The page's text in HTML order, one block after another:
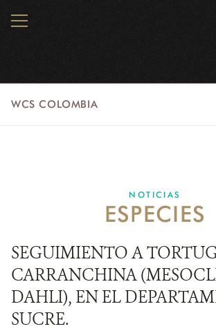
MENU
WCS COLOMBIA
EJES ESTRATÉGICOS
LÍNEAS DE ACCIÓN
MICROSITIOS
NOTICIAS
ESPECIES
SEGUIMIENTO A
CARRANCHINA
DAHLI), EN EL
SUCRE.